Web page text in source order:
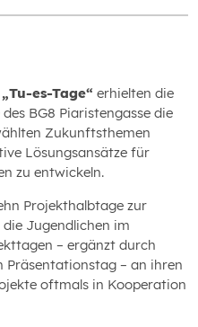
„Tu-es-Tage“ erhielten die
BG8 Piaristengasse die
Zukunftsthemen
Lösungsansätze für
zu entwickeln.
Projekthalbtage zur
Jugendlichen im
– ergänzt durch
Präsentationstag – an ihren
oftmals in Kooperation